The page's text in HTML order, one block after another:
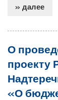
» далее
О
проекту
«О